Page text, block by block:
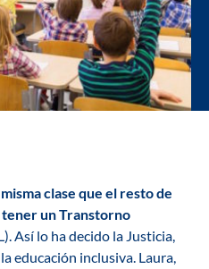
clase que el resto de
tener un Transtorno
Así lo ha decido la Justicia,
educación inclusiva. Laura,